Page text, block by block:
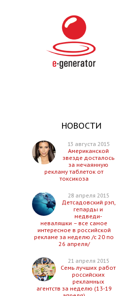
НОВОСТИ
13 августа 2015
Американской
звезде досталось
за нечаянную
рекламу таблеток от
токсикоза
28 апреля 2015
Детсадовский рэп,
гепарды и
медведи-
неваляшки – все самое
интересное в российской
рекламе за неделю /с 20 по
26 апреля/
21 апреля 2015
Семь лучших работ
российских
рекламных
агентств за неделю (13-19